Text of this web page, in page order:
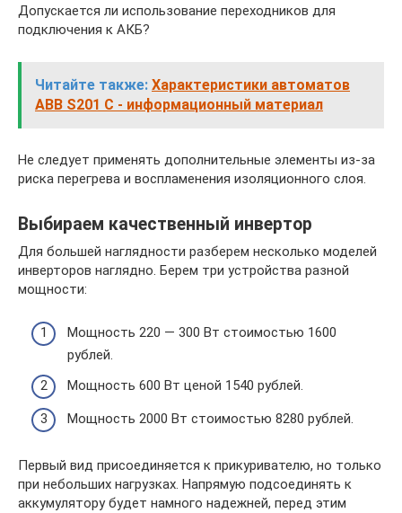
Допускается ли использование переходников для
подключения к АКБ?
Читайте также: Характеристики автоматов
ABB S201 C - информационный материал
Не следует применять дополнительные элементы из-за
риска перегрева и воспламенения изоляционного слоя.
Выбираем качественный инвертор
Для большей наглядности разберем несколько моделей
инверторов наглядно. Берем три устройства разной
мощности:
Мощность 220 — 300 Вт стоимостью 1600
рублей.
Мощность 600 Вт ценой 1540 рублей.
Мощность 2000 Вт стоимостью 8280 рублей.
Первый вид присоединяется к прикуривателю, но только
при небольших нагрузках. Напрямую подсоединять к
аккумулятору будет намного надежней, перед этим